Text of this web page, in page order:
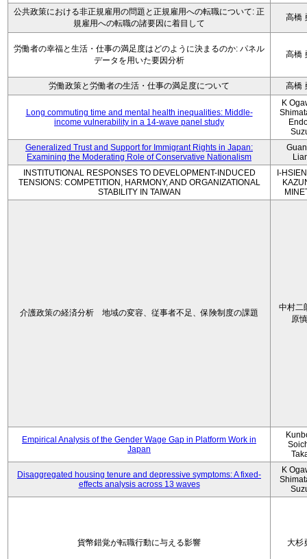
公共政策における非正規雇用の問題と正規雇用への転職について: 正
規雇用への転職の諸要因に着目して
高橋
労働者の幸福と生活・仕事の満足度はどのように決まるのか: パネル
データを用いた要因分析
高橋
労働政策と労働者の生活・仕事の満足度について 高橋
Long commuting time and mental health inequalities: Middle-
income vulnerability in a 14-wave panel study
K
Generalized Trust and Support for Immigrant Rights in Japan:
Examining the Moderating Role of Conservative Nationalism
INSTITUTIONAL RESPONSES TO DEVELOPMENT-INDUCED
TENSIONS: COMPETITION, HARMONY, AND ORGANIZATIONAL
STABILITY IN TAIWAN
I-
介護政策の経済分析 地域の変容、従事者不足、保険制度の課題
中村二
原
Empirical Analysis of the Gender Wage Gap in Platform Work in
Japan
Disaggregated housing tenure and depressive symptoms: A fixed-
effects analysis across 13 waves
K
貨幣錯覚が転職行動に与える影響 大杉